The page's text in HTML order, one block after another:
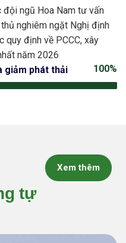
ngũ Hoa Nam tư vấn
nghiêm ngặt Nghị định
định về PCCC, xây
năm 2026
giảm phát thải
100%
tự
Xem thêm